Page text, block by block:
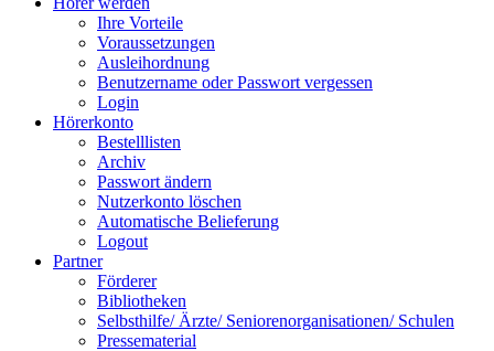
Ihre Vorteile
Voraussetzungen
Ausleihordnung
Benutzername oder Passwort vergessen
Login
Hörerkonto
Bestelllisten
Archiv
Passwort ändern
Nutzerkonto löschen
Automatische Belieferung
Logout
Partner
Förderer
Bibliotheken
Selbsthilfe/ Ärzte/ Seniorenorganisationen/ Schulen
Pressematerial